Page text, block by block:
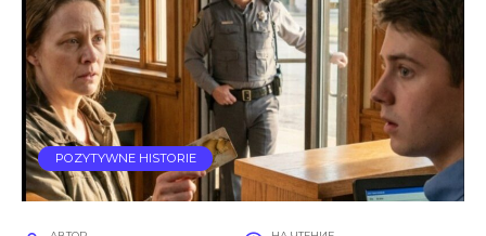
POZYTYWNE HISTORIE